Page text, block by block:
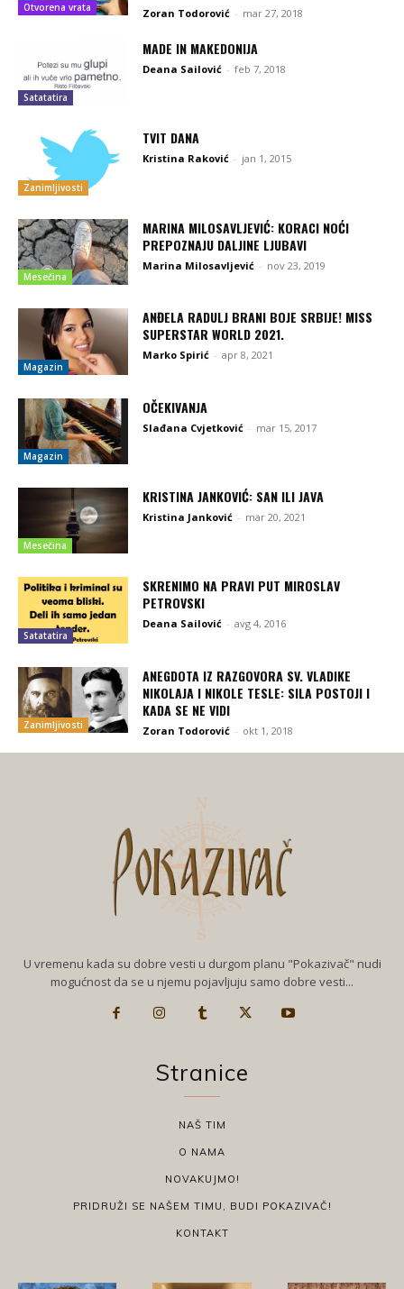
Otvorena vrata Zoran Todorović - mar 27, 2018
Satatatira
MADE IN MAKEDONIJA
Deana Sailović - feb 7, 2018
Zanimljivosti
TVIT DANA
Kristina Raković - jan 1, 2015
Mesečina
MARINA MILOSAVLJEVIĆ: KORACI NOĆI
PREPOZNAJU DALJINE LJUBAVI
Marina Milosavljević - nov 23, 2019
Magazin
ANĐELA RADULJ BRANI BOJE SRBIJE! MISS
SUPERSTAR WORLD 2021.
Marko Spirić - apr 8, 2021
Magazin
OČEKIVANJA
Slađana Cvjetković - mar 15, 2017
Mesečina
KRISTINA JANKOVIĆ: SAN ILI JAVA
Kristina Janković - mar 20, 2021
Satatatira
SKRENIMO NA PRAVI PUT MIROSLAV
PETROVSKI
Deana Sailović - avg 4, 2016
Zanimljivosti
ANEGDOTA IZ RAZGOVORA SV. VLADIKE
NIKOLAJA I NIKOLE TESLE: SILA POSTOJI I
KADA SE NE VIDI
Zoran Todorović - okt 1, 2018
U vremenu kada su dobre vesti u durgom planu "Pokazivač" nudi
mogućnost da se u njemu pojavljuju samo dobre vesti...
Stranice
NAŠ TIM
O NAMA
NOVAKUJMO!
PRIDRUŽI SE NAŠEM TIMU, BUDI POKAZIVAČ!
KONTAKT